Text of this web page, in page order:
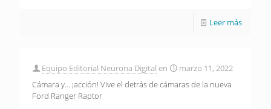
Leer más
Equipo Editorial Neurona Digital en
marzo 11, 2022
Cámara y… ¡acción! Vive el detrás de cámaras de la nueva
Ford Ranger Raptor